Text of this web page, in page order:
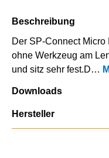
Beschreibung
Der SP-Connect
ohne Werkzeug am
und sitz sehr fest.D…
Downloads
Hersteller